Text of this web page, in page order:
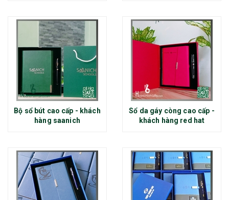
Bộ sổ bút cao cấp - khách
hàng saanich
Sổ da gáy còng cao cấp -
khách hàng red hat